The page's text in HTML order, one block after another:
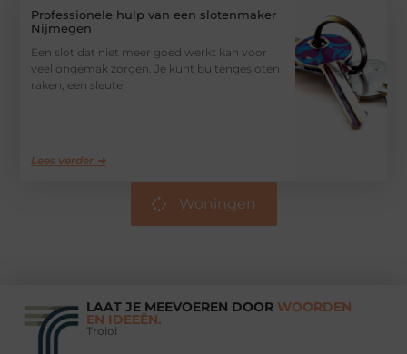
Professionele hulp van een slotenmaker
Nijmegen
Een slot dat niet meer goed werkt kan voor
veel ongemak zorgen. Je kunt buitengesloten
raken, een sleutel
Lees verder ➜
Woningen
LAAT JE MEEVOEREN DOOR WOORDEN
EN IDEEËN.
Trolol